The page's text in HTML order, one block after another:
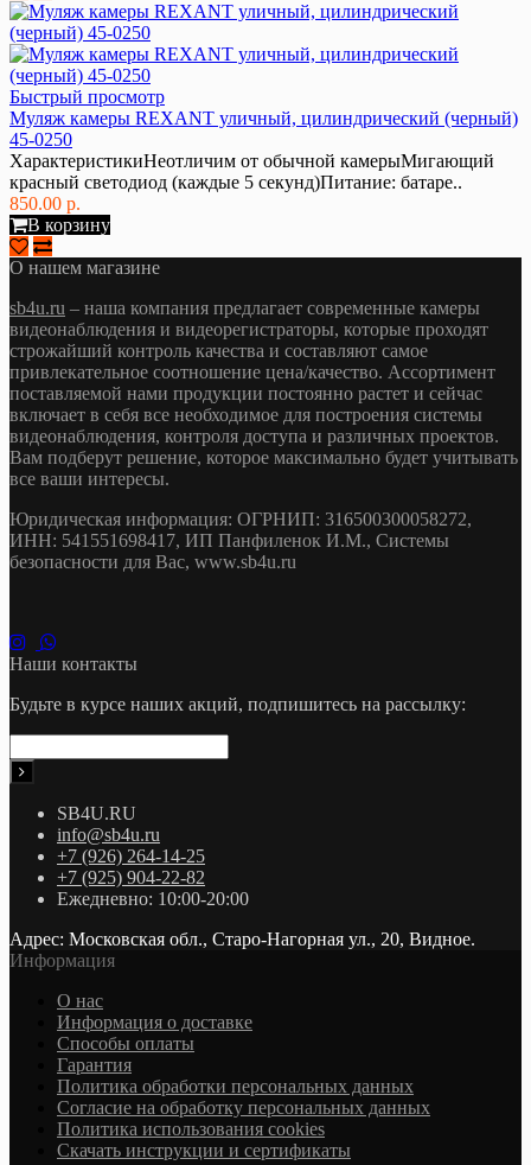
Быстрый просмотр
Муляж камеры REXANT уличный, цилиндрический (черный)
45-0250
ХарактеристикиНеотличим от обычной камерыМигающий
красный светодиод (каждые 5 секунд)Питание: батаре..
850.00 р.
В корзину
О нашем магазине
sb4u.ru – наша компания предлагает современные камеры
видеонаблюдения и видеорегистраторы, которые проходят
строжайший контроль качества и составляют самое
привлекательное соотношение цена/качество. Ассортимент
поставляемой нами продукции постоянно растет и сейчас
включает в себя все необходимое для построения системы
видеонаблюдения, контроля доступа и различных проектов.
Вам подберут решение, которое максимально будет учитывать
все ваши интересы.
Юридическая информация: ОГРНИП: 316500300058272,
ИНН: 541551698417, ИП Панфиленок И.М., Системы
безопасности для Вас, www.sb4u.ru
Наши контакты
Будьте в курсе наших акций, подпишитесь на рассылку:
SB4U.RU
info@sb4u.ru
+7 (926) 264-14-25
+7 (925) 904-22-82
Ежедневно: 10:00-20:00
Адрес: Московская обл., Старо-Нагорная ул., 20, Видное.
Информация
О нас
Информация о доставке
Cпособы оплаты
Гарантия
Политика обработки персональных данных
Согласие на обработку персональных данных
Политика использования cookies
Скачать инструкции и сертификаты